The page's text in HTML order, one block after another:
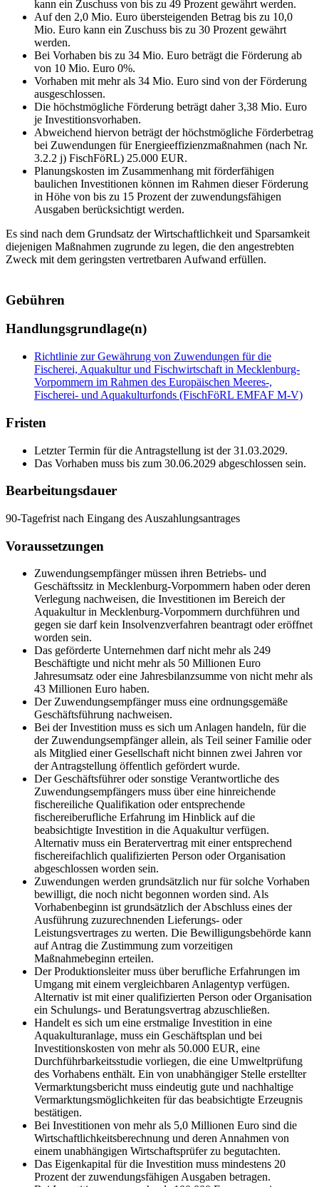
kann ein Zuschuss von bis zu 49 Prozent gewährt werden.
Auf den 2,0 Mio. Euro übersteigenden Betrag bis zu 10,0
Mio. Euro kann ein Zuschuss bis zu 30 Prozent gewährt
werden.
Bei Vorhaben bis zu 34 Mio. Euro beträgt die Förderung ab
von 10 Mio. Euro 0%.
Vorhaben mit mehr als 34 Mio. Euro sind von der Förderung
ausgeschlossen.
Die höchstmögliche Förderung beträgt daher 3,38 Mio. Euro
je Investitionsvorhaben.
Abweichend hiervon beträgt der höchstmögliche Förderbetrag
bei Zuwendungen für Energieeffizienzmaßnahmen (nach Nr.
3.2.2 j) FischFöRL) 25.000 EUR.
Planungskosten im Zusammenhang mit förderfähigen
baulichen Investitionen können im Rahmen dieser Förderung
in Höhe von bis zu 15 Prozent der zuwendungsfähigen
Ausgaben berücksichtigt werden.
Es sind nach dem Grundsatz der Wirtschaftlichkeit und Sparsamkeit
diejenigen Maßnahmen zugrunde zu legen, die den angestrebten
Zweck mit dem geringsten vertretbaren Aufwand erfüllen.
Gebühren
Handlungsgrundlage(n)
Richtlinie zur Gewährung von Zuwendungen für die
Fischerei, Aquakultur und Fischwirtschaft in Mecklenburg-
Vorpommern im Rahmen des Europäischen Meeres-,
Fischerei- und Aquakulturfonds (FischFöRL EMFAF M-V)
Fristen
Letzter Termin für die Antragstellung ist der 31.03.2029.
Das Vorhaben muss bis zum 30.06.2029 abgeschlossen sein.
Bearbeitungsdauer
90-Tagefrist nach Eingang des Auszahlungsantrages
Voraussetzungen
Zuwendungsempfänger müssen ihren Betriebs- und
Geschäftssitz in Mecklenburg-Vorpommern haben oder deren
Verlegung nachweisen, die Investitionen im Bereich der
Aquakultur in Mecklenburg-Vorpommern durchführen und
gegen sie darf kein Insolvenzverfahren beantragt oder eröffnet
worden sein.
Das geförderte Unternehmen darf nicht mehr als 249
Beschäftigte und nicht mehrals 50 Millionen Euro
Jahresumsatz oder eine Jahresbilanzsumme von nicht mehr als
43 Millionen Euro haben.
Der Zuwendungsempfänger muss eine ordnungsgemäße
Geschäftsführung nachweisen.
Bei der Investition muss es sich um Anlagen handeln, für die
der Zuwendungsempfänger allein, als Teil seiner Familie oder
als Mitglied einer Gesellschaft nicht binnen zwei Jahren vor
der Antragstellung öffentlich gefördert wurde.
Der Geschäftsführer oder sonstige Verantwortliche des
Zuwendungsempfängers muss über eine hinreichende
fischereiliche Qualifikation oder entsprechende
fischereiberufliche Erfahrung im Hinblick auf die
beabsichtigte Investition in die Aquakultur verfügen.
Alternativ muss ein Beratervertrag mit einer entsprechend
fischereifachlich qualifizierten Person oder Organisation
abgeschlossen worden sein.
Zuwendungen werden grundsätzlich nur für solche Vorhaben
bewilligt, die noch nicht begonnen worden sind. Als
Vorhabenbeginn ist grundsätzlich der Abschluss eines der
Ausführung zuzurechnenden Lieferungs- oder
Leistungsvertrages zu werten. Die Bewilligungsbehörde kann
auf Antrag die Zustimmung zum vorzeitigen
Maßnahmebeginn erteilen.
Der Produktionsleiter muss über berufliche Erfahrungen im
Umgang mit einem vergleichbaren Anlagentyp verfügen.
Alternativ ist mit einer qualifizierten Person oder Organisation
ein Schulungs- und Beratungsvertrag abzuschließen.
Handelt es sich um eine erstmalige Investition in eine
Aquakulturanlage, muss ein Geschäftsplan und bei
Investitionskosten von mehr als 50.000 EUR, eine
Durchführbarkeitsstudie vorliegen, die eine Umweltprüfung
des Vorhabens enthält. Ein von unabhängiger Stelle erstellter
Vermarktungsbericht muss eindeutig gute und nachhaltige
Vermarktungsmöglichkeiten für das beabsichtigte Erzeugnis
bestätigen.
Bei Investitionen von mehr als 5,0 Millionen Euro sind die
Wirtschaftlichkeitsberechnung und deren Annahmen von
einem unabhängigen Wirtschaftsprüfer zu begutachten.
Das Eigenkapital für die Investition muss mindestens 20
Prozent der zuwendungsfähigen Ausgaben betragen.